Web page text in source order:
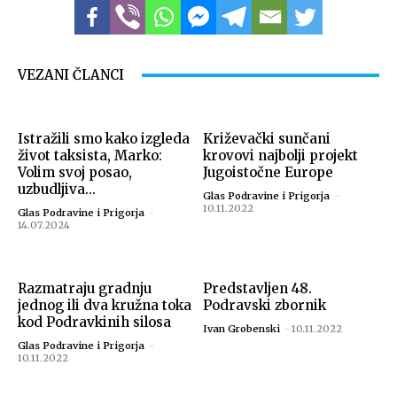
VEZANI ČLANCI
Istražili smo kako izgleda
život taksista, Marko:
Volim svoj posao,
uzbudljiva...
Glas Podravine i Prigorja -
14.07.2024
Križevački sunčani
krovovi najbolji projekt
Jugoistočne Europe
Glas Podravine i Prigorja -
10.11.2022
Razmatraju gradnju
jednog ili dva kružna toka
kod Podravkinih silosa
Glas Podravine i Prigorja -
10.11.2022
Predstavljen 48.
Podravski zbornik
Ivan Grobenski - 10.11.2022